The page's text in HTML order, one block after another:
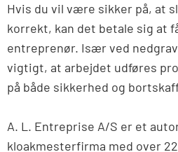
Hvis du vil være sikker på, at
korrekt, kan det betale sig at
entreprenør. Især ved
vigtigt, at arbejdet udføres
på både sikkerhed og
A. L. Entreprise A/S er et
kloakmesterfirma med over